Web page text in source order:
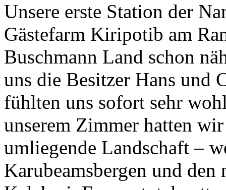
Unsere erste Station der
Gästefarm Kiripotib am
Buschmann Land schon
uns die Besitzer Hans und
fühlten uns sofort sehr
unserem Zimmer hatten
umliegende Landschaft –
Karubeamsbergen und